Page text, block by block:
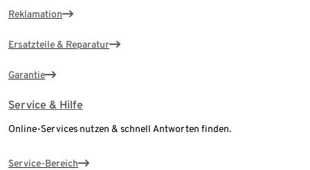
Reklamation
Ersatzteile & Reparatur
Garantie
Service & Hilfe
Online-Services nutzen & schnell Antworten finden.
Service-Bereich